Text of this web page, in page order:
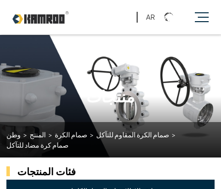
AR
منتجات
وطن > المنتج > صمام الكرة > صمام الكرة المقاوم للتآكل >
صمام كرة مضاد للتآكل
فئات المنتجات